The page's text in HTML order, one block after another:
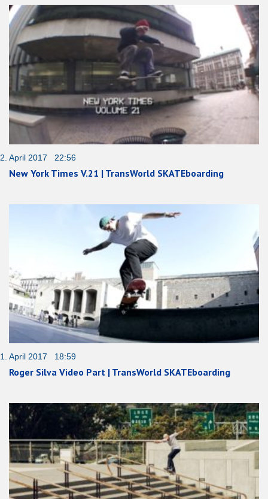
2. April 2017 22:56
New York Times V.21 | TransWorld SKATEboarding
1. April 2017 18:59
Roger Silva Video Part | TransWorld SKATEboarding